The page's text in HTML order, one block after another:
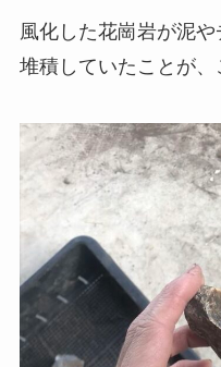
風化した花崗岩が泥
堆積していたことが、